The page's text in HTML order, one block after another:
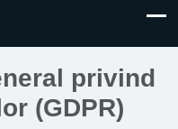
privind
(GDPR)